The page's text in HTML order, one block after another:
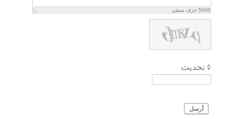
5000 حرف متبقي
تحديث
أرسل